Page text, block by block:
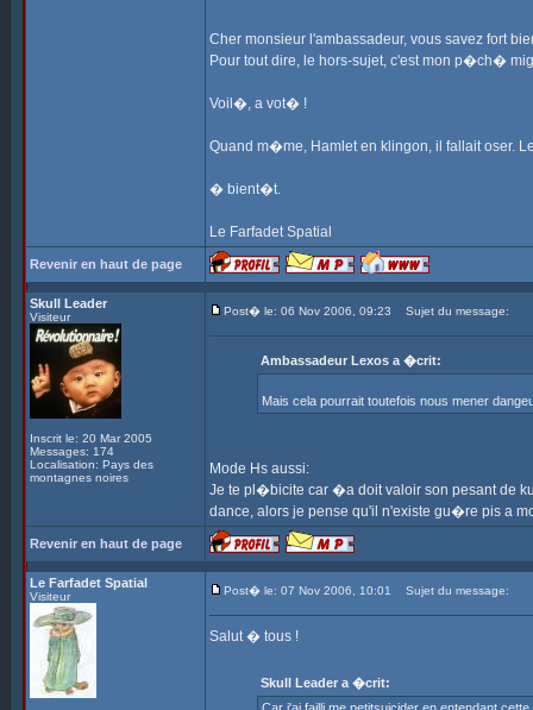
Cher monsieur l'ambassadeur, vous savez fort
Pour tout dire, le hors-sujet, c'est mon p�ch�
Voil�, a vot� !
Quand m�me, Hamlet en klingon, il fallait oser.
� bient�t.
Le Farfadet Spatial
Revenir en haut de page
Skull Leader
Visiteur
Inscrit le: 20 Mar 2005
Messages: 174
Localisation: Pays des
montagnes noires
Post� le: 06 Nov 2006, 09:23 Sujet du message:
Ambassadeur Lexos a �crit:
Mais cela pourrait toutefois nous mener
Mode Hs aussi:
Je te pl�bicite car �a doit valoir son pesant de
dance, alors je pense qu'il n'existe gu�re pis a
Revenir en haut de page
Le Farfadet Spatial
Visiteur Post� le: 07 Nov 2006, 10:01 Sujet du message:
Salut � tous !
Skull Leader a �crit: